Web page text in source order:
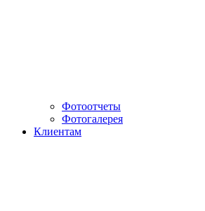
Фотоотчеты
Фотогалерея
Клиентам